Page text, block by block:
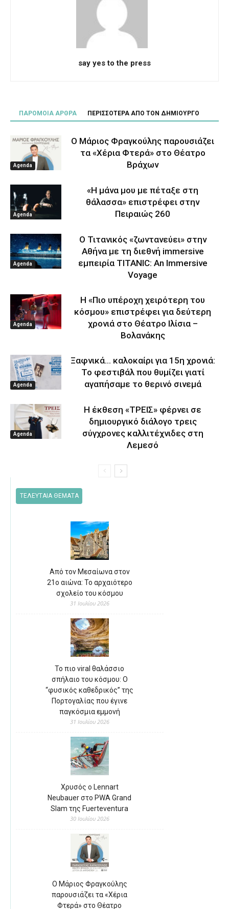
say yes to the press
ΠΑΡΟΜΟΙΑ ΑΡΘΡΑ ΠΕΡΙΣΣΟΤΕΡΑ ΑΠΟ ΤΟΝ ΔΗΜΙΟΥΡΓΟ
Agenda
Ο Μάριος Φραγκούλης παρουσιάζει
τα «Χέρια Φτερά» στο Θέατρο
Βράχων
Agenda
«Η μάνα μου με πέταξε στη
θάλασσα» επιστρέφει στην
Πειραιώς 260
Agenda
Ο Τιτανικός «ζωντανεύει» στην
Αθήνα με τη διεθνή immersive
εμπειρία TITANIC: An Immersive
Voyage
Agenda
Η «Πιο υπέροχη χειρότερη του
κόσμου» επιστρέφει για δεύτερη
χρονιά στο Θέατρο Ιλίσια –
Βολανάκης
Agenda
Ξαφνικά… καλοκαίρι για 15η χρονιά:
Το φεστιβάλ που θυμίζει γιατί
αγαπήσαμε το θερινό σινεμά
Agenda
Η έκθεση «ΤΡΕΙΣ» φέρνει σε
δημιουργικό διάλογο τρεις
σύγχρονες καλλιτέχνιδες στη
Λεμεσό
ΤΕΛΕΥΤΑΙΑ ΘΕΜΑΤΑ
Από τον Μεσαίωνα στον
21ο αιώνα: Το αρχαιότερο
σχολείο του κόσμου
31 Ιουλίου 2026
Το πιο viral θαλάσσιο
σπήλαιο του κόσμου: Ο
“φυσικός καθεδρικός” της
Πορτογαλίας που έγινε
παγκόσμια εμμονή
31 Ιουλίου 2026
Χρυσός ο Lennart
Neubauer στο PWA Grand
Slam της Fuerteventura
30 Ιουλίου 2026
Ο Μάριος Φραγκούλης
παρουσιάζει τα «Χέρια
Φτερά» στο Θέατρο